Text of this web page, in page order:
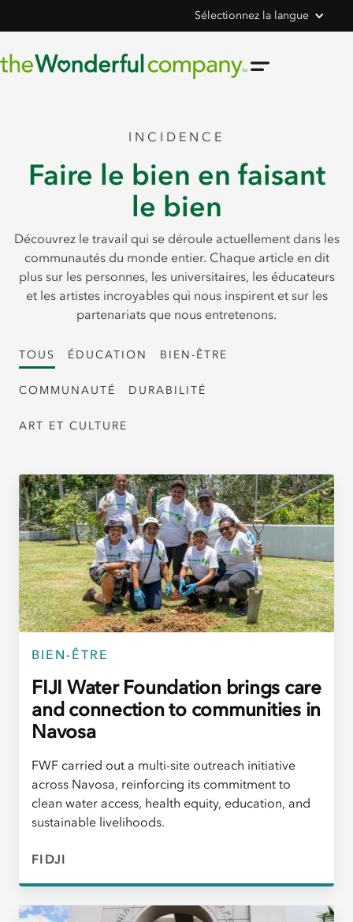
Sélectionnez la langue
INCIDENCE
Faire le bien en faisant
le bien
Découvrez le travail qui se déroule actuellement dans les
communautés du monde entier. Chaque article en dit
plus sur les personnes, les universitaires, les éducateurs
et les artistes incroyables qui nous inspirent et sur les
partenariats que nous entretenons.
TOUS ÉDUCATION BIEN-ÊTRE
COMMUNAUTÉ DURABILITÉ
ART ET CULTURE
BIEN-ÊTRE
FIJI Water Foundation brings care
and connection to communities in
Navosa
FWF carried out a multi-site outreach initiative
across Navosa, reinforcing its commitment to
clean water access, health equity, education, and
sustainable livelihoods.
FIDJI